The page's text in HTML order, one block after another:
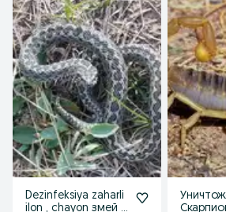
Dezinfeksiya zaharli
ilon , chayon змей и